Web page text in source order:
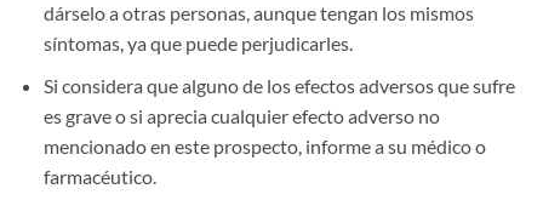
dárselo a otras personas, aunque tengan los mismos
síntomas, ya que puede perjudicarles.
Si considera que alguno de los efectos adversos que sufre
es grave o si aprecia cualquier efecto adverso no
mencionado en este prospecto, informe a su médico o
farmacéutico.